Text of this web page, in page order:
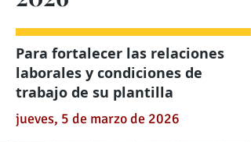
Para fortalecer las relaciones
laborales y condiciones de
trabajo de su plantilla
jueves, 5 de marzo de 2026